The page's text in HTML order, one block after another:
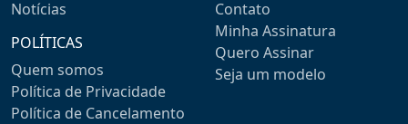
Notícias
POLÍTICAS
Quem somos
Política de Privacidade
Política de Cancelamento
Contato
Minha Assinatura
Quero Assinar
Seja um modelo